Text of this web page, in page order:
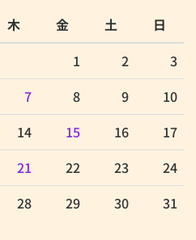
木 金 土
日
1
2
3
7 8 9
10
14 15 16
17
21 22 23
24
28 29 30 31